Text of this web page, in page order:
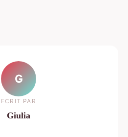
G
ECRIT PAR
Giulia